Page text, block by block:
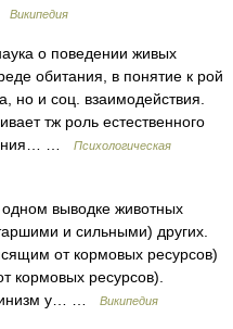
Википедия
о поведении живых
обитания, в понятие к рой
но и соц. взаимодействия.
тж роль естественного
…
Психологическая
выводке животных
и сильными) других.
от кормовых ресурсов)
кормовых ресурсов).
у… …
Википедия